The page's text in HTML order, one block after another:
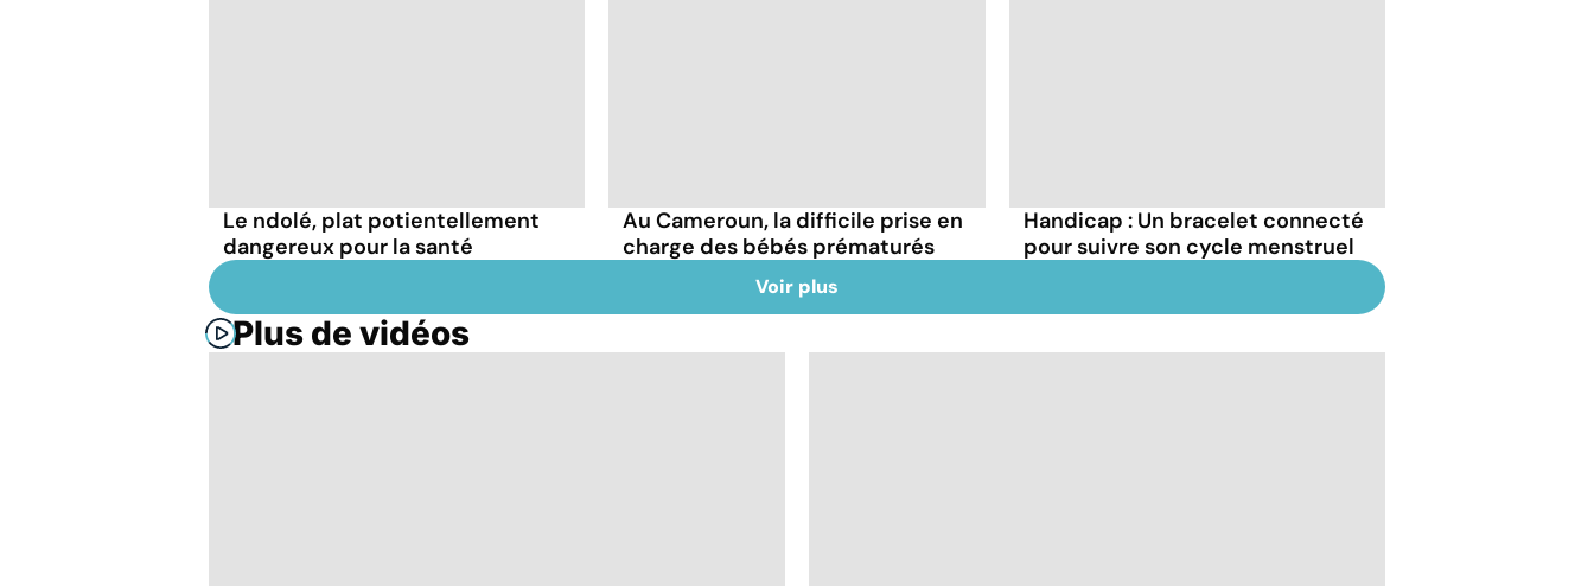
Le ndolé, plat potientellement
dangereux pour la santé
Au Cameroun, la difficile prise en
charge des bébés prématurés
Handicap : Un bracelet connecté
pour suivre son cycle menstruel
Voir plus
Plus de vidéos